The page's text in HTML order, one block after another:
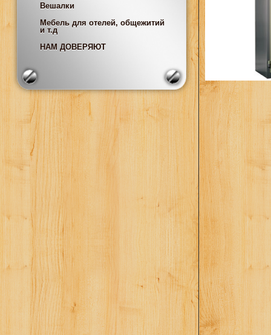
Вешалки
Мебель для отелей, общежитий
и т.д
НАМ ДОВЕРЯЮТ